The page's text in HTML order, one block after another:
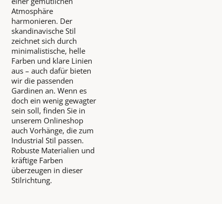
Atmosphäre
harmonieren. Der
skandinavische Stil
zeichnet sich durch
minimalistische, helle
Farben und klare Linien
aus – auch dafür bieten
wir die passenden
Gardinen an. Wenn es
doch ein wenig gewagter
sein soll, finden Sie in
unserem Onlineshop
auch Vorhänge, die zum
Industrial Stil passen.
Robuste Materialien und
kräftige Farben
überzeugen in dieser
Stilrichtung.